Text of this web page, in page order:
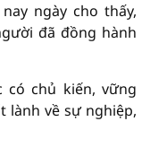
ngày cho thấy,
đã đồng hành
có chủ kiến, vững
lành về sự nghiệp,